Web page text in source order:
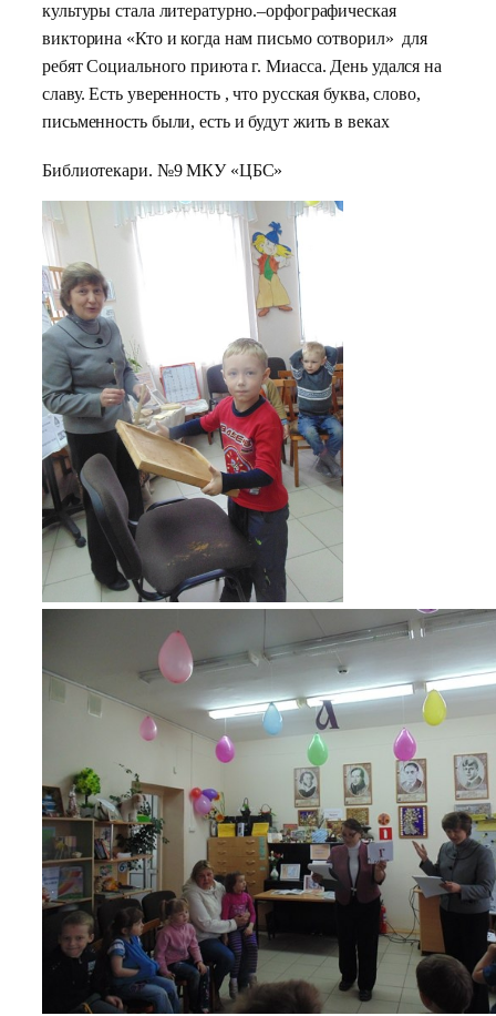
культуры стала литературно.–орфографическая
викторина «Кто и когда нам письмо сотворил» для
ребят Социального приюта г. Миасса. День удался на
славу. Есть уверенность , что русская буква, слово,
письменность были, есть и будут жить в веках
Библиотекари. №9 МКУ «ЦБС»